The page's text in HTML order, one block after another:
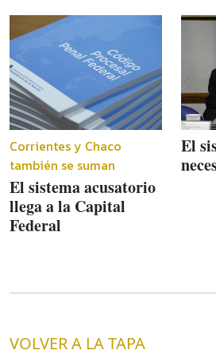
Corrientes y Chaco
también se suman
El sistema acusatorio
llega a la Capital
Federal
El
VOLVER A LA TAPA